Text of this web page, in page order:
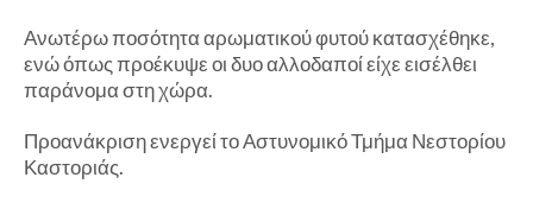
Ανωτέρω ποσότητα αρωματικού φυτού κατασχέθηκε,
ενώ όπως προέκυψε οι δυο αλλοδαποί είχε εισέλθει
παράνομα στη χώρα.
Προανάκριση ενεργεί το Αστυνομικό Τμήμα Νεστορίου
Καστοριάς.